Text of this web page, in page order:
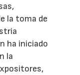
la toma de
ha iniciado
la